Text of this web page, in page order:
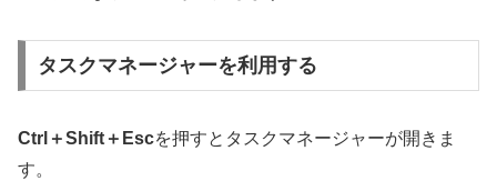
タスクマネージャーを利用する
Ctrl＋Shift＋Escを押すとタスクマネージャーが開きま
す。